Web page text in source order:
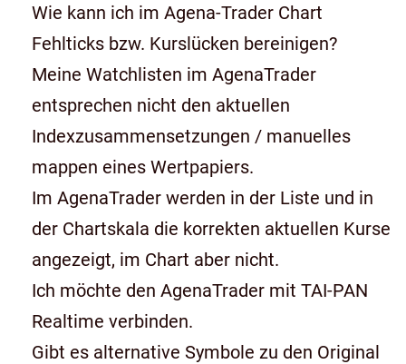
Wie kann ich im Agena-Trader Chart
Fehlticks bzw. Kurslücken bereinigen?
Meine Watchlisten im AgenaTrader
entsprechen nicht den aktuellen
Indexzusammensetzungen / manuelles
mappen eines Wertpapiers.
Im AgenaTrader werden in der Liste und in
der Chartskala die korrekten aktuellen Kurse
angezeigt, im Chart aber nicht.
Ich möchte den AgenaTrader mit TAI-PAN
Realtime verbinden.
Gibt es alternative Symbole zu den Original